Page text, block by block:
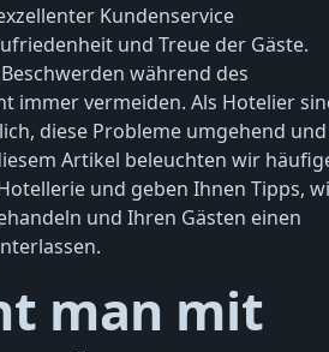
Kundenservice
und Treue der Gäste.
während des
immer vermeiden. Als Hotelier
diese Probleme umgehend und
Artikel beleuchten wir
und geben Ihnen Tipps,
und Ihren Gästen einen
man mit